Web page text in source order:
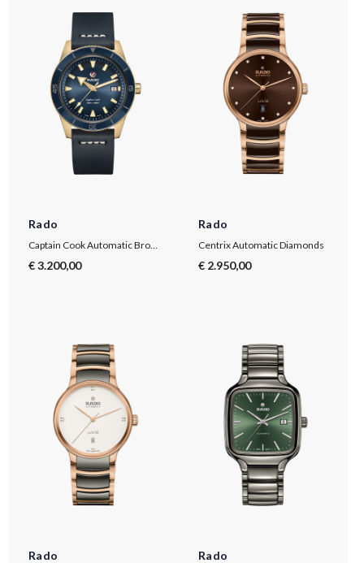
Rado
€ 3.200,00
Rado
Centrix Automatic Diamonds
€ 2.950,00
Rado Rado